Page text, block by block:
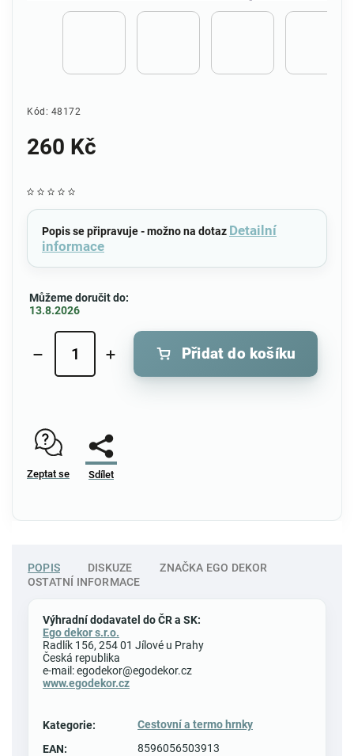
Kód: 48172
260 Kč
Popis se připravuje - možno na dotaz Detailní
informace
Můžeme doručit do:
13.8.2026
Přidat do košíku
Zeptat se Sdílet
POPIS DISKUZE ZNAČKA EGO DEKOR
OSTATNÍ INFORMACE
Výhradní dodavatel do ČR a SK:
Ego dekor s.r.o.
Radlík 156, 254 01 Jílové u Prahy
Česká republika
e-mail: egodekor@egodekor.cz
www.egodekor.cz
Kategorie:
Cestovní a termo hrnky
EAN:
8596056503913